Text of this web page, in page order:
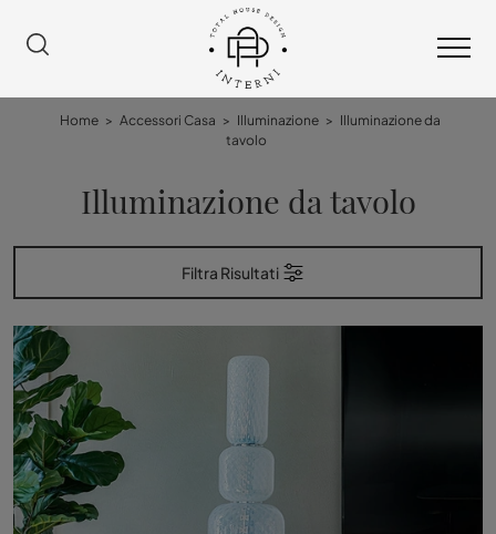
Home > Accessori Casa > Illuminazione > Illuminazione da
tavolo
Illuminazione da tavolo
Filtra Risultati